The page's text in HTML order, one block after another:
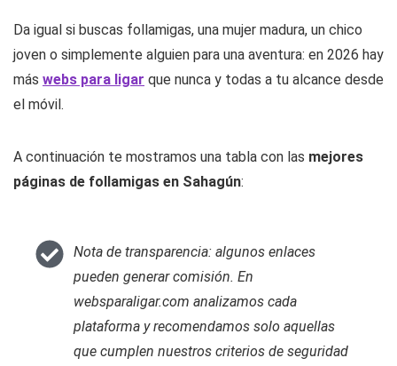
Da igual si buscas follamigas, una mujer madura, un chico
joven o simplemente alguien para una aventura: en 2026 hay
más webs para ligar que nunca y todas a tu alcance desde
el móvil.
A continuación te mostramos una tabla con las mejores
páginas de follamigas en Sahagún:
Nota de transparencia: algunos enlaces
pueden generar comisión. En
websparaligar.com analizamos cada
plataforma y recomendamos solo aquellas
que cumplen nuestros criterios de seguridad